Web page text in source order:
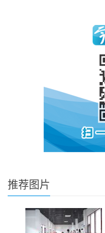
推荐图片